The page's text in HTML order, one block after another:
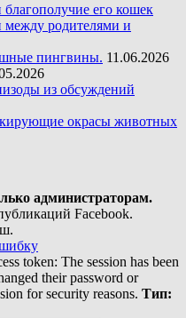
его кошек
родителями и
пингвины. 11.06.2026
из обсуждений
окрасы животных
администраторам.
Facebook.
token: The session has been
their password or
for security reasons. Тип: